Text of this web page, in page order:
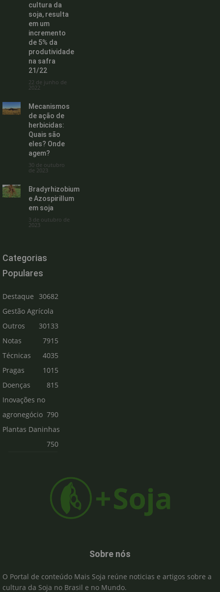
cultura da
soja, resulta
em um
incremento
de 5% da
produtividade
na safra
21/22
22 de junho de
2022
Mecanismos
de ação de
herbicidas:
Quais são
eles? Onde
agem?
30 de outubro
de 2023
Bradyrhizobium
e Azospirillum
em soja
3 de outubro de
2023
Categorias
Populares
Destaque
30682
Gestão Agrícola
30133
Outros
7915
Notas
Técnicas
4035
Pragas
1015
Doenças
815
Inovações no
agronegócio 790
Plantas Daninhas
750
Sobre nós
O Portal de conteúdo Mais Soja reúne noticias e artigos sobre a
cultura da Soja no Brasil e no Mundo.